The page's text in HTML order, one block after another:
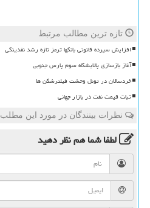
تازه ترین مطالب مرتبط
افزایش سپرده قانونی بانکها ترمز تازه رشد نقدینگی
آغاز بازسازی پالایشگاه سوم پارس جنوبی
خردسالان در تونل وحشت فیلترشکن ها
ثبات قیمت نفت در بازار جهانی
نظرات بینندگان در مورد این مطلب
لطفا شما همنظر دهید